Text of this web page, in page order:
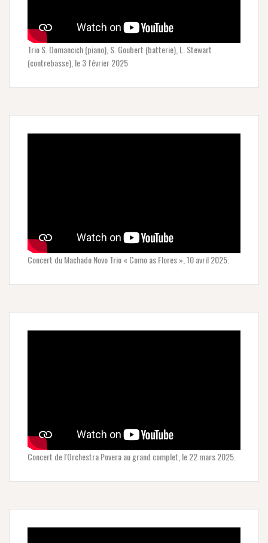
Trio S. Domancich (piano), S. Goubert (batterie), L. Stewart
(contrebasse), le 3 février 2025
Concert du Machado Novo Trio « Como as Flores », 10 avril 2025.
Concert de l'Orchestra Povera au grand complet, le 22 mars 2025.